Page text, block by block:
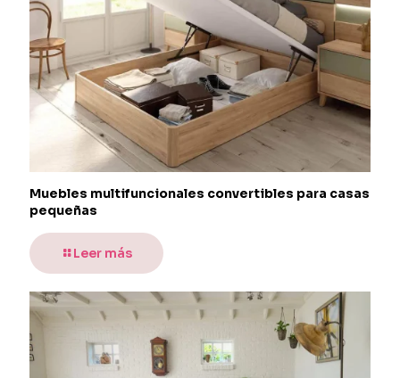
Muebles multifuncionales convertibles para casas
pequeñas
Leer más